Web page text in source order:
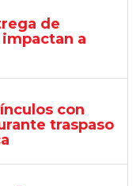
de
a
con
traspaso